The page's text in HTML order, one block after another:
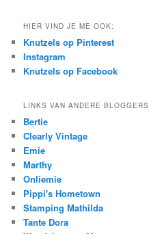
HIER VIND JE ME OOK:
Knutzels op Pinterest
Instagram
Knutzels op Facebook
LINKS VAN ANDERE BLOGGERS
Bertie
Clearly Vintage
Emie
Marthy
Onliemie
Pippi's Hometown
Stamping Mathilda
Tante Dora